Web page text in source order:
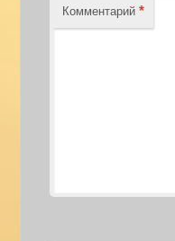
Комментарий*